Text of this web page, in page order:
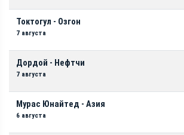
Токтогул - Озгон
7 августа
Дордой - Нефтчи
7 августа
Мурас Юнайтед - Азия
6 августа